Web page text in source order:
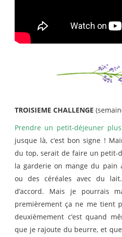
TROISIEME CHALLENGE
Prendre un petit-déjeuner
jusque là, c’est bon signe !
du top, serait de faire un petit-
la garderie on mange du pain
ou des céréales avec du
d’accord. Mais je pourrais
premièrement ça ne me tient
deuxièmement c’est quand
que je rajoute du beurre, et